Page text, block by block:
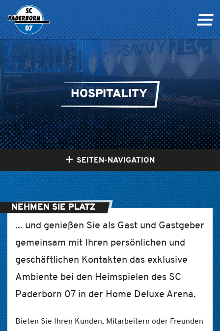
HOSPITALITY
SEITEN-NAVIGATION
NEHMEN SIE PLATZ
... und genießen Sie als Gast und Gastgeber
gemeinsam mit Ihren persönlichen und
geschäftlichen Kontakten das exklusive
Ambiente bei den Heimspielen des SC
Paderborn 07 in der Home Deluxe Arena.
Bieten Sie Ihren Kunden, Mitarbeitern oder Freunden